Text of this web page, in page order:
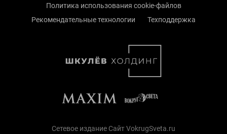
Политика использования cookie-файлов
Рекомендательные технологии
Техподдержка
Сетевое издание Сайт VokrugSveta.ru